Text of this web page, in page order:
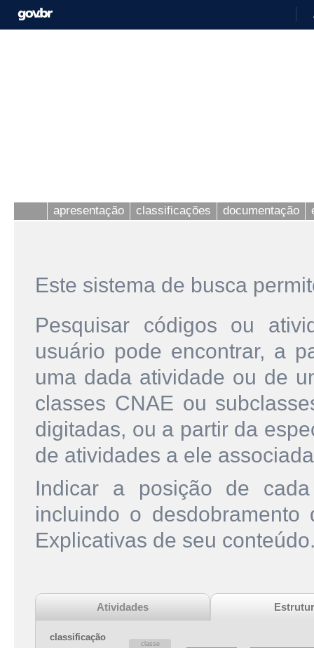
apresentação classificações documentação
Este sistema de busca
Pesquisar códigos ou
usuário pode encontrar, a
uma dada atividade ou de
classes CNAE ou
digitadas, ou a partir da
de atividades a ele
Indicar a posição de
incluindo o
Explicativas de seu
Atividades
classificação